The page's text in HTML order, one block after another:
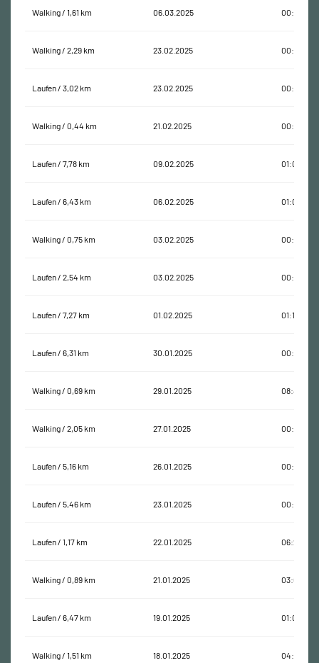
Walking / 1,61 km 06.03.2025 00:26:31
Walking / 2,29 km 23.02.2025 00:42:03
Laufen / 3,02 km 23.02.2025 00:27:17
Walking / 0,44 km 21.02.2025 00:13:56
Laufen / 7,78 km 09.02.2025 01:09:25
Laufen / 6,43 km 06.02.2025 01:00:20
Walking / 0,75 km 03.02.2025 00:18:17
Laufen / 2,54 km 03.02.2025 00:15:35
Laufen / 7,27 km 01.02.2025 01:15:05
Laufen / 6,31 km 30.01.2025 00:50:51
Walking / 0,69 km 29.01.2025 08:46:54
Walking / 2,05 km 27.01.2025 00:35:59
Laufen / 5,16 km 26.01.2025 00:50:03
Laufen / 5,46 km 23.01.2025 00:42:43
Laufen / 1,17 km 22.01.2025 06:21:09
Walking / 0,89 km 21.01.2025 03:07:34
Laufen / 6,47 km 19.01.2025 01:01:03
Walking / 1,51 km 18.01.2025 04:18:36